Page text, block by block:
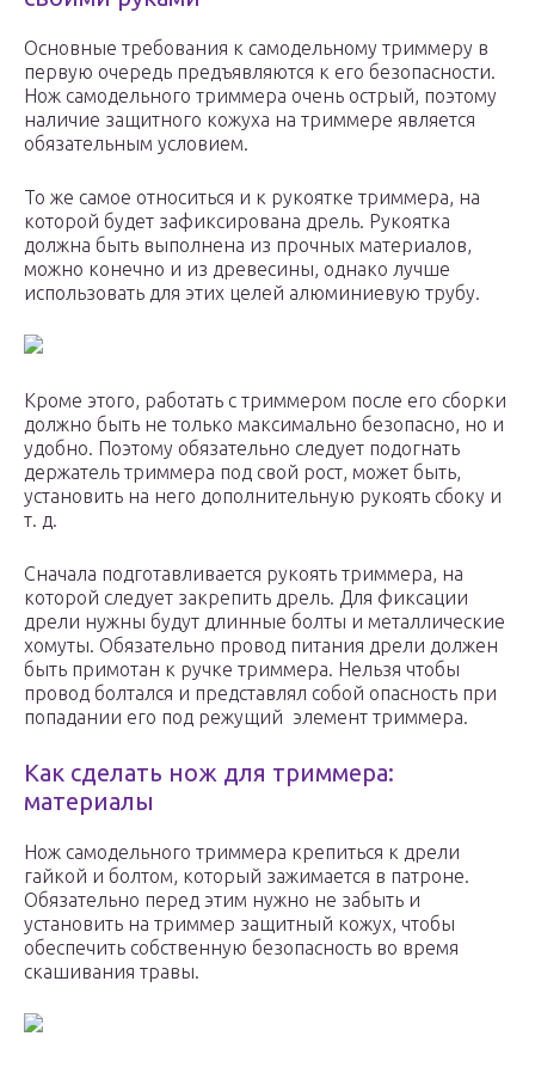
Основные требования к самодельному триммеру в
первую очередь предъявляются к его безопасности.
Нож самодельного триммера очень острый, поэтому
наличие защитного кожуха на триммере является
обязательным условием.
То же самое относиться и к рукоятке триммера, на
которой будет зафиксирована дрель. Рукоятка
должна быть выполнена из прочных материалов,
можно конечно и из древесины, однако лучше
использовать для этих целей алюминиевую трубу.
Кроме этого, работать с триммером после его сборки
должно быть не только максимально безопасно, но и
удобно. Поэтому обязательно следует подогнать
держатель триммера под свой рост, может быть,
установить на него дополнительную рукоять сбоку и
т. д.
Сначала подготавливается рукоять триммера, на
которой следует закрепить дрель. Для фиксации
дрели нужны будут длинные болты и металлические
хомуты. Обязательно провод питания дрели должен
быть примотан к ручке триммера. Нельзя чтобы
провод болтался и представлял собой опасность при
попадании его под режущий элемент триммера.
Как сделать нож для триммера:
материалы
Нож самодельного триммера крепиться к дрели
гайкой и болтом, который зажимается в патроне.
Обязательно перед этим нужно не забыть и
установить на триммер защитный кожух, чтобы
обеспечить собственную безопасность во время
скашивания травы.